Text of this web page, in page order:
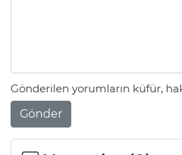
Gönderilen yorumların küfür,
Gönder